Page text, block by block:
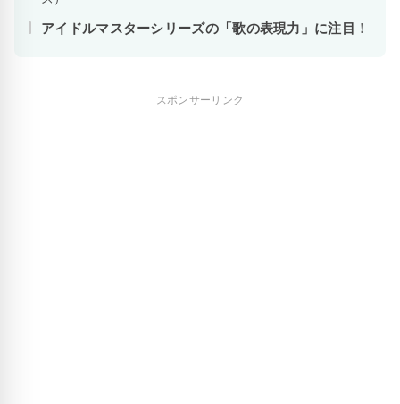
アイドルマスターシリーズの「歌の表現力」に注目！
スポンサーリンク